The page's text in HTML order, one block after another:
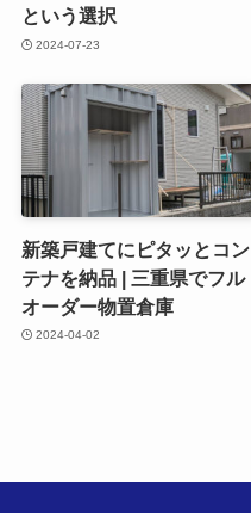
という選択
2024-07-23
新築戸建てにピタッとコン
テナを納品 | 三重県でフル
オーダー物置倉庫
2024-04-02